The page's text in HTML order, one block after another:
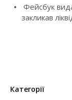
n
Фейсбук
закликав
Категорії